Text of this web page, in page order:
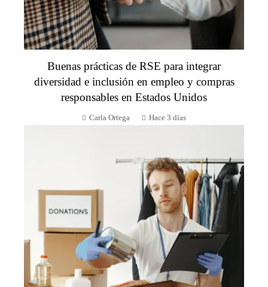
Buenas prácticas de RSE para integrar
diversidad e inclusión en empleo y compras
responsables en Estados Unidos
Carla Ortega Hace 3 días